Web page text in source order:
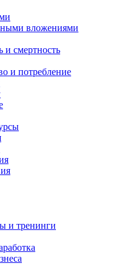
вложениями
и смертность
и потребление
и тренинги